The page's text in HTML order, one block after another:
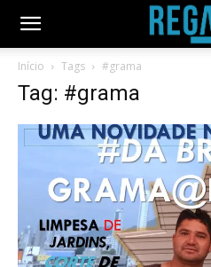
Início Tags #grama
Tag: #grama